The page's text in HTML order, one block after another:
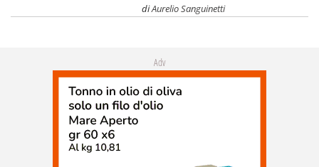
diAurelio Sanguinetti
Adv